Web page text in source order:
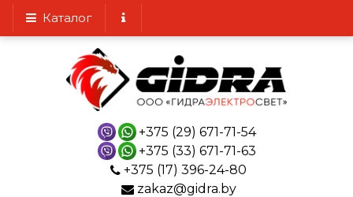
Каталог
+375 (29) 671-71-54
+375 (33) 671-71-63
+375 (17) 396-24-80
zakaz@gidra.by